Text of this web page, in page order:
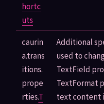
hortc
uts
caurin
a.trans
itions.
prope
rties.T
Additional
used to
TextField
TextFormat
text content